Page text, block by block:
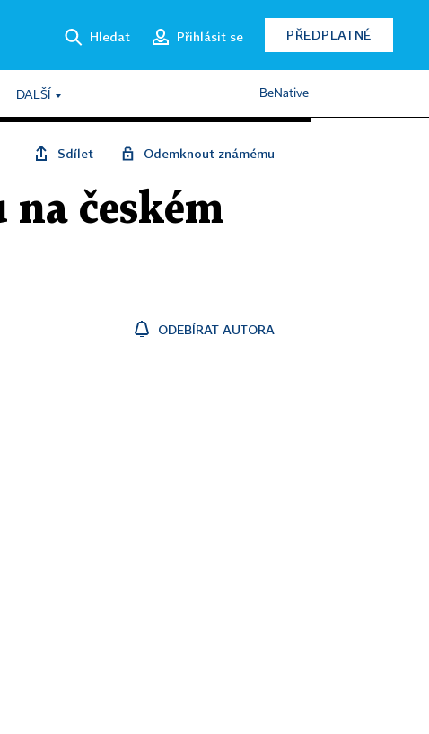
Hledat Přihlásit se PŘEDPLATNÉ
DALŠÍ BeNative
Sdílet Odemknout známému
českém
ODEBÍRAT AUTORA